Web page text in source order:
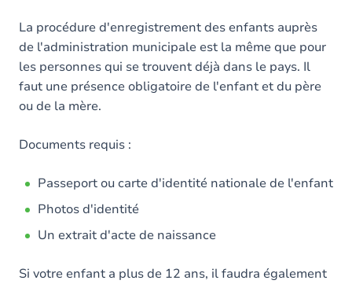
La procédure d'enregistrement des enfants auprès
de l'administration municipale est la même que pour
les personnes qui se trouvent déjà dans le pays. Il
faut une présence obligatoire de l'enfant et du père
ou de la mère.
Documents requis :
Passeport ou carte d'identité nationale de l'enfant
Photos d'identité
Un extrait d'acte de naissance
Si votre enfant a plus de 12 ans, il faudra également